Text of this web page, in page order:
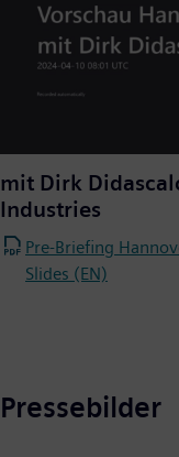
mit Dirk
Industries
Pre-Briefing
Slides (EN)
Pressebilder